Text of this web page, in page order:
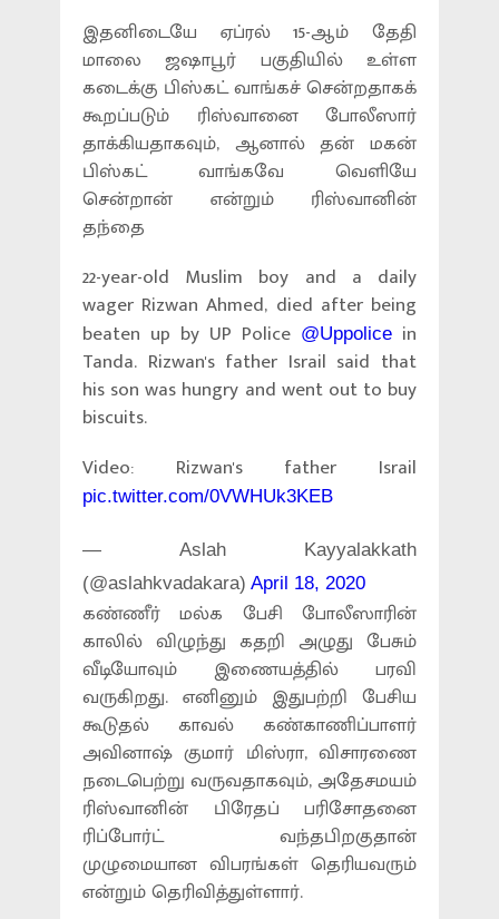
இதனிடையே ஏப்ரல் 15-ஆம் தேதி
மாலை ஜஷாபூர் பகுதியில் உள்ள
கடைக்கு பிஸ்கட் வாங்கச் சென்றதாகக்
கூறப்படும் ரிஸ்வானை போலீஸார்
தாக்கியதாகவும், ஆனால் தன் மகன்
பிஸ்கட் வாங்கவே வெளியே
சென்றான் என்றும் ரிஸ்வானின்
தந்தை
22-year-old Muslim boy and a daily
wager Rizwan Ahmed, died after being
beaten up by UP Police @Uppolice in
Tanda. Rizwan's father Israil said that
his son was hungry and went out to buy
biscuits.
Video: Rizwan's father Israil
pic.twitter.com/0VWHUk3KEB
— Aslah Kayyalakkath
(@aslahkvadakara) April 18, 2020
கண்ணீர் மல்க பேசி போலீஸாரின்
காலில் விழுந்து கதறி அழுது பேசும்
வீடியோவும் இணையத்தில் பரவி
வருகிறது. எனினும் இதுபற்றி பேசிய
கூடுதல் காவல் கண்காணிப்பாளர்
அவினாஷ் குமார் மிஸ்ரா, விசாரணை
நடைபெற்று வருவதாகவும், அதேசமயம்
ரிஸ்வானின் பிரேதப் பரிசோதனை
ரிப்போர்ட் வந்தபிறகுதான்
முழுமையான விபரங்கள் தெரியவரும்
என்றும் தெரிவித்துள்ளார்.